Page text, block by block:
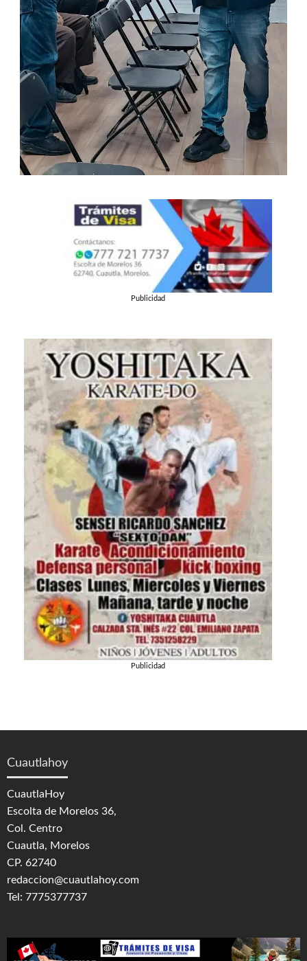
Publicidad
Publicidad
Cuautlahoy
CuautlaHoy
Escolta de Morelos 36,
Col. Centro
Cuautla, Morelos
CP. 62740
redaccion@cuautlahoy.com
Tel: 7775377737